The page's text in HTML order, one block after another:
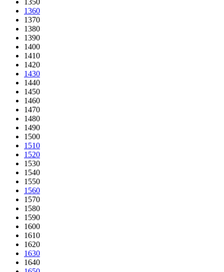
1350
1360
1370
1380
1390
1400
1410
1420
1430
1440
1450
1460
1470
1480
1490
1500
1510
1520
1530
1540
1550
1560
1570
1580
1590
1600
1610
1620
1630
1640